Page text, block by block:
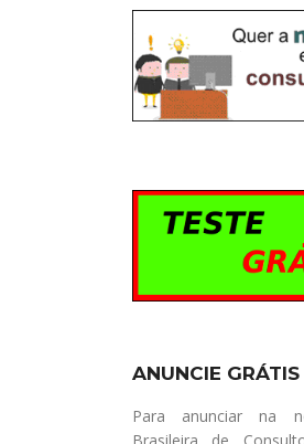
ANUNCIE GRÁTIS
Para anunciar na
Brasileira de